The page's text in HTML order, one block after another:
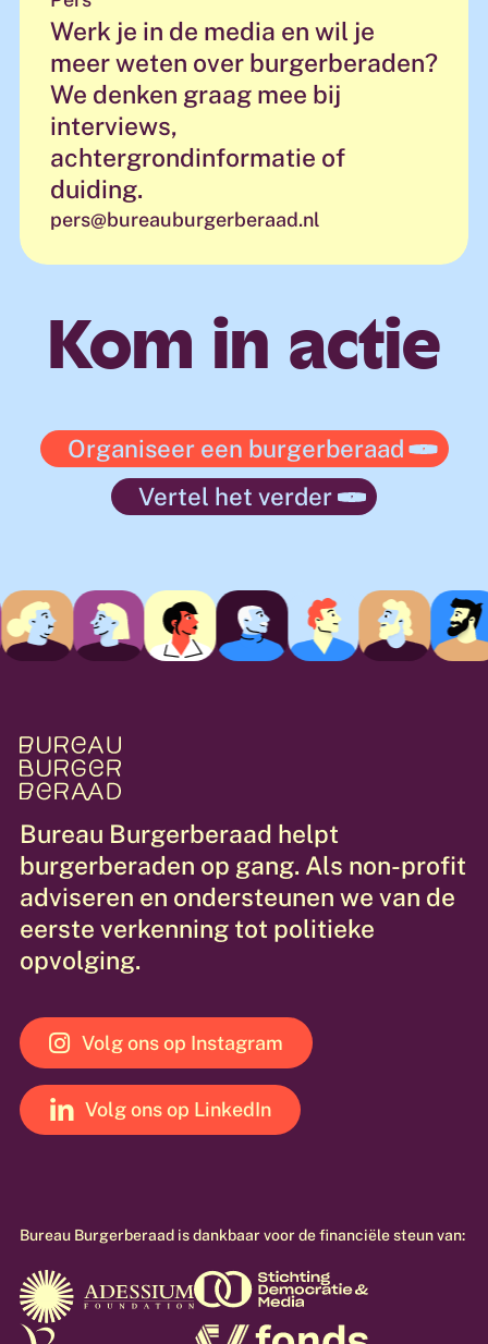
Werk je in de media en wil je
meer weten over burgerberaden?
We denken graag mee bij
interviews,
achtergrondinformatie of
duiding.
pers@bureauburgerberaad.nl
Kom in actie
Organiseer een burgerberaad
Vertel het verder
Bureau Burgerberaad helpt
burgerberaden op gang. Als non-profit
adviseren en ondersteunen we van de
eerste verkenning tot politieke
opvolging.
Volg ons op Instagram
Volg ons op LinkedIn
Bureau Burgerberaad isdankbaarvoordefinanciëlesteunvan: